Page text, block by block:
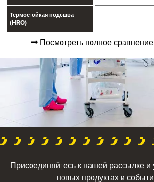
Термостойкая подошва
(HRO)
-
Посмотреть полное сравнение
Присоединяйтесь к нашей рассылке и
новых продуктах и